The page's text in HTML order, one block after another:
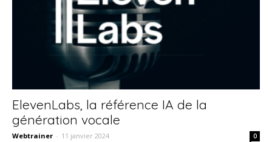
ElevenLabs, la référence IA de la
génération vocale
Webtrainer - 11 janvier 2024 0